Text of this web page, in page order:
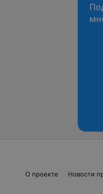
О проекте Новости